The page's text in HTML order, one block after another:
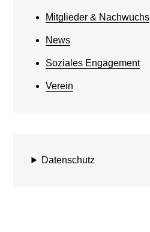
Mitglieder & Nachwuchs
News
Soziales Engagement
Verein
Datenschutz